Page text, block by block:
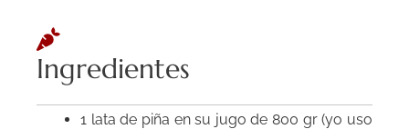
Ingredientes
1 lata de piña en su jugo de 800 gr (yo uso